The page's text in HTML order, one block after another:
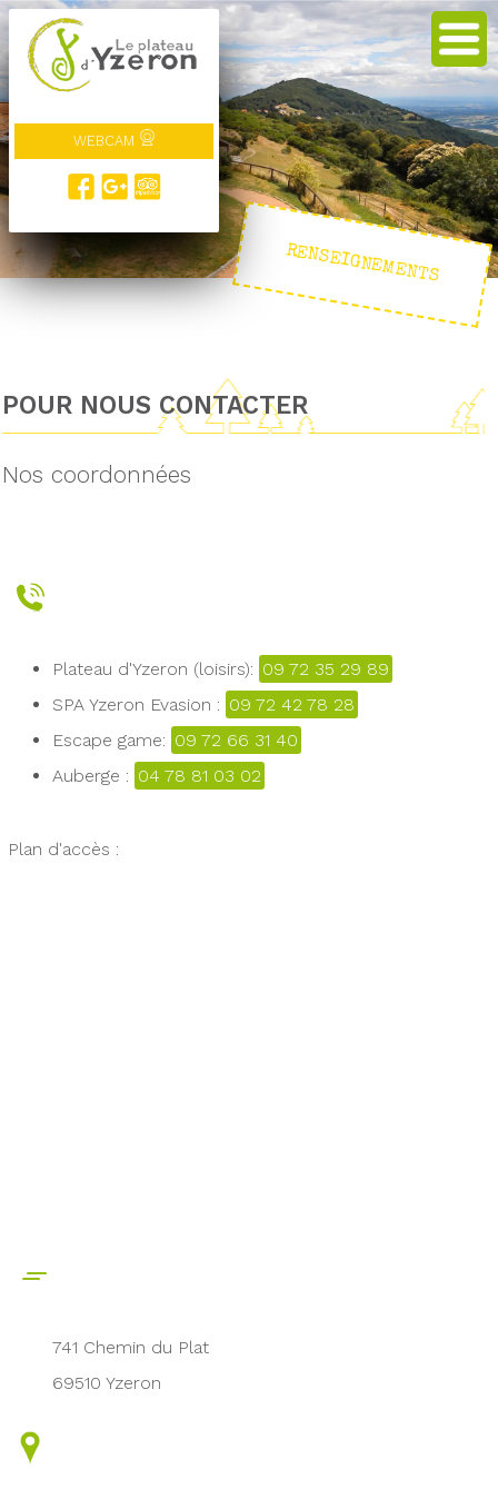
WEBCAM
RENSEIGNEMENTS
POUR NOUS CONTACTER
Nos coordonnées
Plateau d'Yzeron (loisirs): 09 72 35 29 89
SPA Yzeron Evasion : 09 72 42 78 28
Escape game: 09 72 66 31 40
Auberge : 04 78 81 03 02
Plan d'accès :
741 Chemin du Plat
69510 Yzeron